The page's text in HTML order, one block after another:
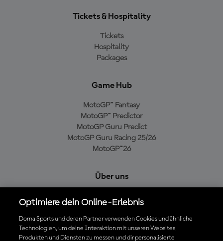
Tickets & Hospitality
Tickets
Hospitality
Packages
Game Hub
MotoGP™ Fantasy
MotoGP™ Predictor
MotoGP Guru Predict
MotoGP Guru Racing 25/26
MotoGP™26
Über uns
Cookie-Richtlinien
Geschäftsbedingungen
Datenschutzrichtlinien
Optimiere dein Online-Erlebnis
Dorna Sports und deren Partner verwenden Cookies und ähnliche
Technologien, um deine Interaktion mit unseren Websites,
Produkten und Diensten zu messen und dir personalisierte